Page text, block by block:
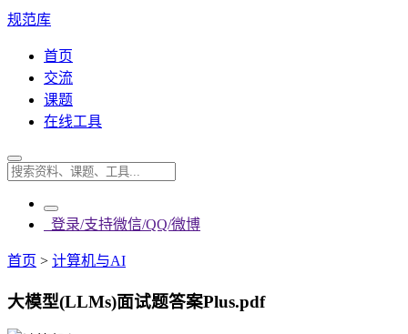
规范库
首页
交流
课题
在线工具
登录/支持微信/QQ/微博
首页 > 计算机与AI
大模型(LLMs)面试题答案Plus.pdf